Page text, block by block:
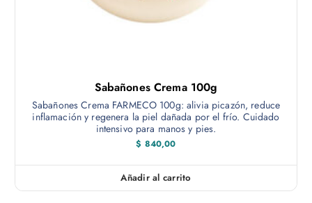
Sabañones Crema 100g
Sabañones Crema FARMECO 100g: alivia picazón, reduce
inflamación y regenera la piel dañada por el frío. Cuidado
intensivo para manos y pies.
$ 840,00
Añadir al carrito